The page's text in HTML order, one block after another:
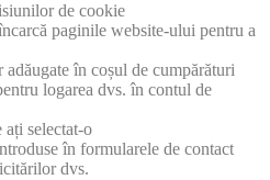
de cookie
paginile website-ului pentru a
în coșul de cumpărături
logarea dvs. în contul de
selectat-o
în formularele de contact
dvs.